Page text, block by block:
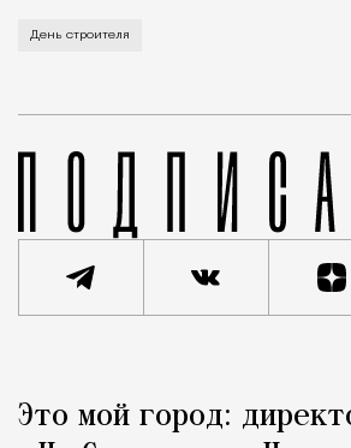
В этом году профессиональный
День строителя
Город
Это мой город: